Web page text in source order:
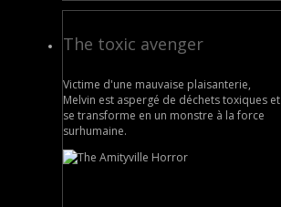
The toxic avenger
Victime d'une mauvaise plaisanterie,
Melvin est aspergé de déchets toxiques et
se transforme en un monstre à la force
surhumaine.